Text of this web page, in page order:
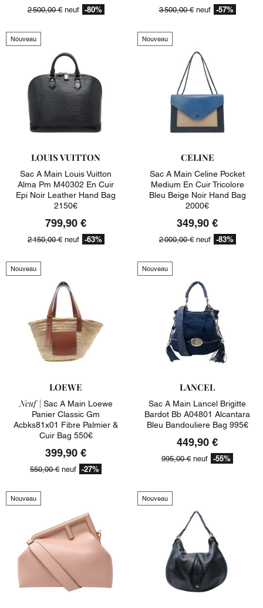
2 500,00 €neuf -80% 3 500,00 €neuf -57%
Nouveau
LOUIS VUITTON
Sac A Main Louis Vuitton
Alma Pm M40302 En Cuir
Epi Noir Leather Hand Bag
2150€
799,90 €
2 150,00 €neuf -63%
Nouveau
CELINE
Sac A Main Celine Pocket
Medium En Cuir Tricolore
Bleu Beige Noir Hand Bag
2000€
349,90 €
2 000,00 €neuf -83%
Nouveau
LOEWE
Neuf | Sac A Main Loewe
Panier Classic Gm
Acbks81x01 Fibre Palmier &
Cuir Bag 550€
399,90 €
550,00 € neuf -27%
Nouveau
LANCEL
Sac A Main Lancel Brigitte
Bardot Bb A04801 Alcantara
Bleu Bandouliere Bag 995€
449,90 €
995,00 € neuf -55%
Nouveau Nouveau